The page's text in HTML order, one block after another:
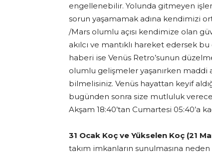
engellenebilir. Yolunda gitmeyen
sorun yaşamamak adına kendimizi
/Mars olumlu açısı kendimize olan
akılcı ve mantıklı hareket edersek
haberi ise Venüs Retro’sunun
olumlu gelişmeler yaşanırken maddi
bilmelisiniz. Venüs hayattan keyif
bugünden sonra size mutluluk
Akşam 18:40’tan Cumartesi 05:40’a
31 Ocak Koç ve Yükselen Koç (21
takım imkanların sunulmasına